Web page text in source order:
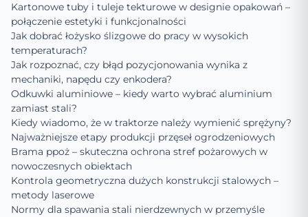
Kartonowe tuby i tuleje tekturowe w designie opakowań –
połączenie estetyki i funkcjonalności
Jak dobrać łożysko ślizgowe do pracy w wysokich
temperaturach?
Jak rozpoznać, czy błąd pozycjonowania wynika z
mechaniki, napędu czy enkodera?
Odkuwki aluminiowe – kiedy warto wybrać aluminium
zamiast stali?
Kiedy wiadomo, że w traktorze należy wymienić sprężyny?
Najważniejsze etapy produkcji przęseł ogrodzeniowych
Brama ppoż – skuteczna ochrona stref pożarowych w
nowoczesnych obiektach
Kontrola geometryczna dużych konstrukcji stalowych –
metody laserowe
Normy dla spawania stali nierdzewnych w przemyśle